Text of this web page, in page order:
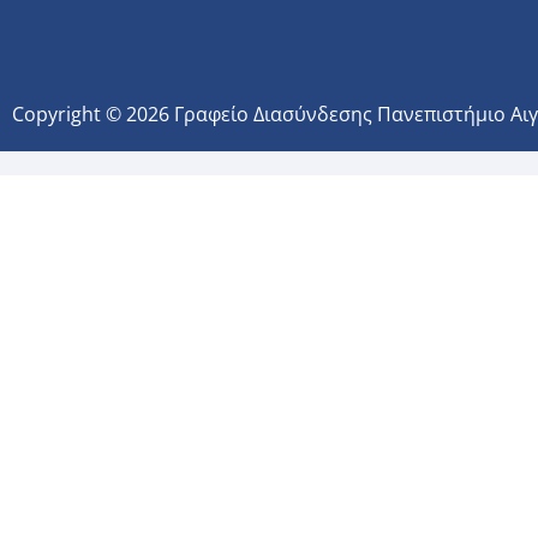
Copyright © 2026 Γραφείο Διασύνδεσης Πανεπιστήμιο